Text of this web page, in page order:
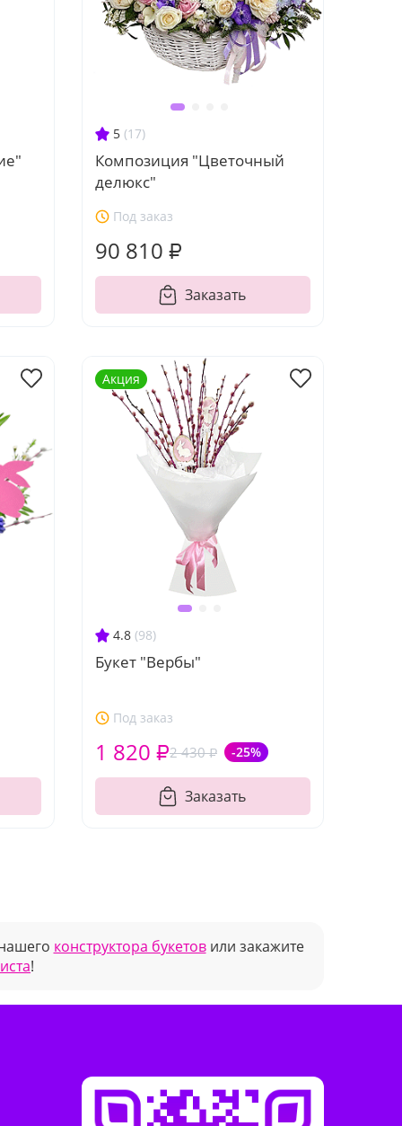
5 (17)
Композиция "Цветочный
делюкс"
Под заказ
90 810 ₽
Заказать
4.8 (98)
Букет "Вербы"
Под заказ
2 430 ₽ -25%
1 820 ₽
Заказать
Акция
конструктора букетовили закажите
!